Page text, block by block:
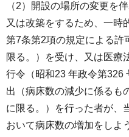
（2）開設の場所の変更を
又は改築をするため、一時
第7条第2項の規定による許
限る。）を受け、又は医療
行令（昭和23 年政令第326
出（病床数の減少に係るも
に限る。）を行った者が、
おいて病床数の増加をしよ